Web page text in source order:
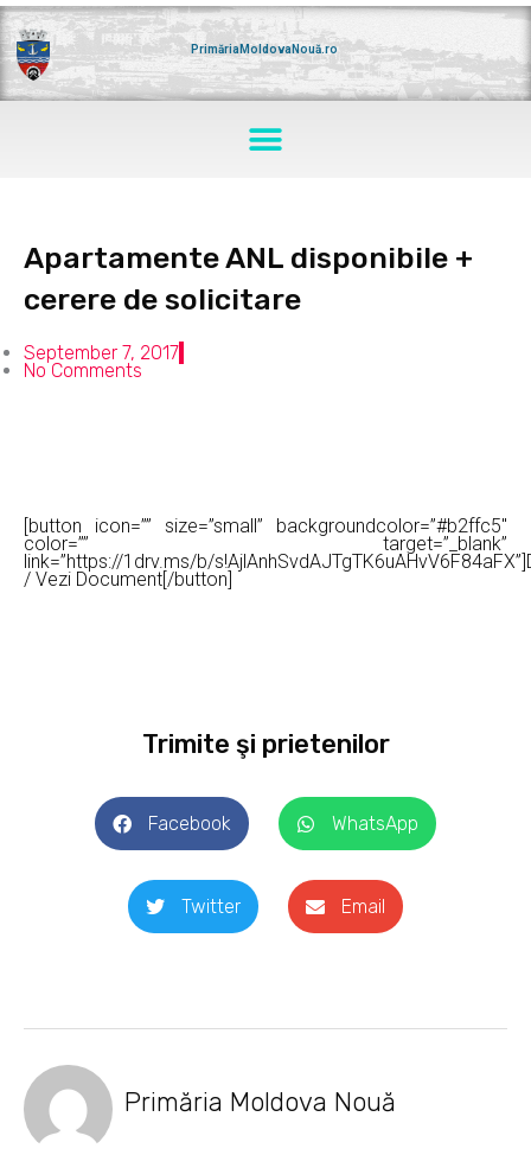
Skip
to
content
PrimăriaMoldovaNouă.ro
Menu
Apartamente ANL disponibile +
cerere de solicitare
September 7, 2017
No Comments
[button icon=”” size=”small” backgroundcolor=”#b2ffc5″
color=”” target=”_blank”
link=”https://1drv.ms/b/
/ Vezi Document[/button]
Trimite şi prietenilor
Facebook WhatsApp
Twitter Email
Primăria Moldova Nouă